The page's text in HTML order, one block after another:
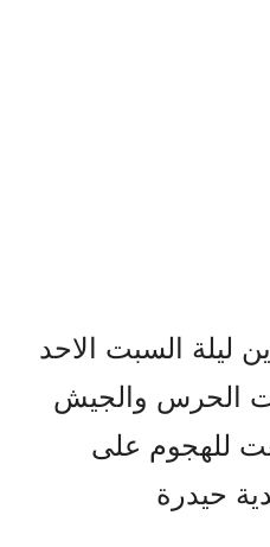
ليلة السبت الاحد
الحرس والجيش
للهجوم على
حيدرة